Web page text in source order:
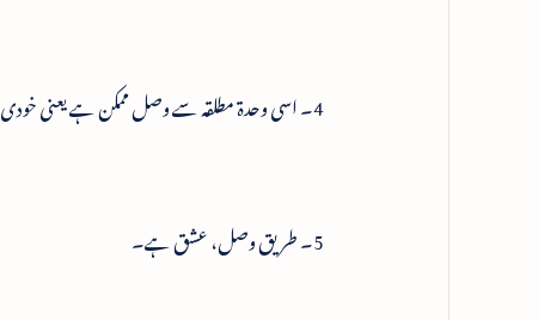
4۔ اسی وحدۃ مطلقہ سے وصل ممکن ہے یعنی خودی، خدا سے واصل ہو سکتی ہے۔
5۔ طریق وصل، عشق ہے۔